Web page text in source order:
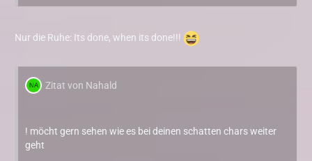
Nur die Ruhe: Its done, when its done!!!
Zitat von Nahald
! möcht gern sehen wie es bei deinen schatten chars weiter
geht